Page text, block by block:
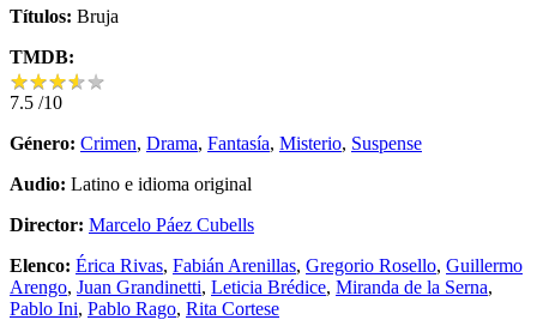
Títulos: Bruja
TMDB:
★★★★★
★★★★★
7.5 /10
Género: Crimen, Drama, Fantasía, Misterio, Suspense
Audio: Latino e idioma original
Director: Marcelo Páez Cubells
Elenco: Érica Rivas, Fabián Arenillas, Gregorio Rosello, Guillermo
Arengo, Juan Grandinetti, Leticia Brédice, Miranda de la Serna,
Pablo Ini, Pablo Rago, Rita Cortese